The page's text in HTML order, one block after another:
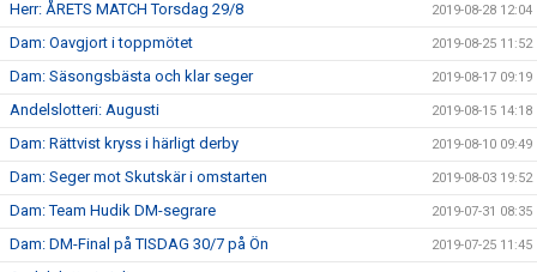
Herr: ÅRETS MATCH Torsdag 29/8 2019-08-28 12:04
Dam: Oavgjort i toppmötet 2019-08-25 11:52
Dam: Säsongsbästa och klar seger 2019-08-17 09:19
Andelslotteri: Augusti 2019-08-15 14:18
Dam: Rättvist kryss i härligt derby 2019-08-10 09:49
Dam: Seger mot Skutskär i omstarten 2019-08-03 19:52
Dam: Team Hudik DM-segrare 2019-07-31 08:35
Dam: DM-Final på TISDAG 30/7 på Ön 2019-07-25 11:45